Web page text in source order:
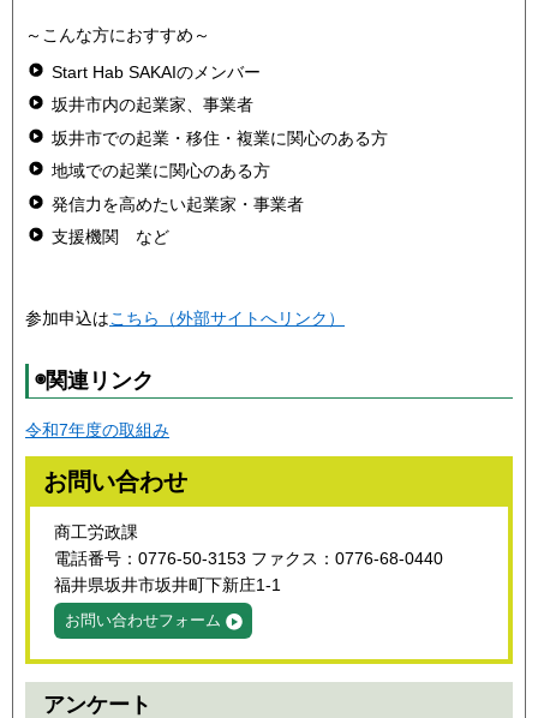
～こんな方におすすめ～
Start Hab SAKAIのメンバー
坂井市内の起業家、事業者
坂井市での起業・移住・複業に関心のある方
地域での起業に関心のある方
発信力を高めたい起業家・事業者
支援機関 など
参加申込はこちら（外部サイトへリンク）
◉関連リンク
令和7年度の取組み
お問い合わせ
商工労政課
電話番号：0776-50-3153 ファクス：0776-68-0440
福井県坂井市坂井町下新庄1-1
お問い合わせフォーム
アンケート